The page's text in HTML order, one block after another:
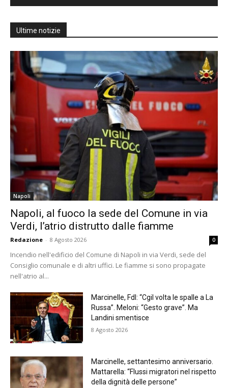
Ultime notizie
Napoli
Napoli, al fuoco la sede del Comune in via
Verdi, l’atrio distrutto dalle fiamme
Redazione - 8 Agosto 2026 0
Incendio nell'edificio del Comune di Napoli in via Verdi, sede del
Consiglio comunale e di altri uffici. Le fiamme si sono propagate
nell'atrio al...
Marcinelle, FdI: “Cgil volta le spalle a La
Russa”. Meloni: “Gesto grave”. Ma
Landini smentisce
8 Agosto 2026
Marcinelle, settantesimo anniversario.
Mattarella: “Flussi migratori nel rispetto
della dignità delle persone”